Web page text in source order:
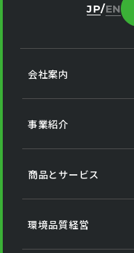
JP EN
会社案内
事業紹介
商品とサービス
環境品質経営